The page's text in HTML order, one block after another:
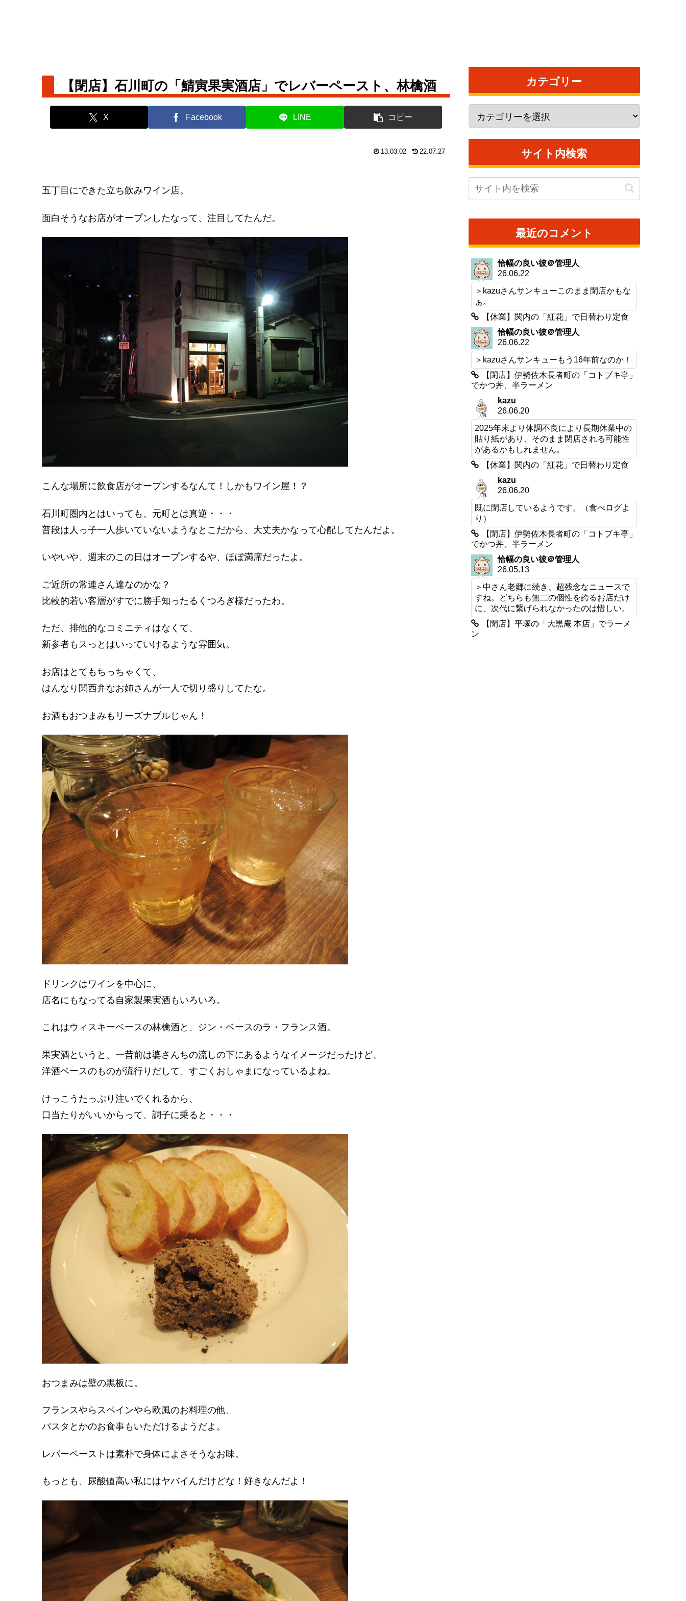
【閉店】石川町の「鯖寅果実酒店」でレバーペースト、林檎酒
X Facebook LINE コピー
13.03.02 22.07.27
五丁目にできた立ち飲みワイン店。
面白そうなお店がオープンしたなって、注目してたんだ。
こんな場所に飲食店がオープンするなんて！しかもワイン屋！？
石川町圏内とはいっても、元町とは真逆・・・
普段は人っ子一人歩いていないようなとこだから、大丈夫かなって心配してたんだよ。
いやいや、週末のこの日はオープンするや、ほぼ満席だったよ。
ご近所の常連さん達なのかな？
比較的若い客層がすでに勝手知ったるくつろぎ様だったわ。
ただ、排他的なコミニティはなくて、
新参者もスっとはいっていけるような雰囲気。
お店はとてもちっちゃくて、
はんなり関西弁なお姉さんが一人で切り盛りしてたな。
お酒もおつまみもリーズナブルじゃん！
ドリンクはワインを中心に、
店名にもなってる自家製果実酒もいろいろ。
これはウィスキーベースの林檎酒と、ジン・ベースのラ・フランス酒。
果実酒というと、一昔前は婆さんちの流しの下にあるようなイメージだったけど、
洋酒ベースのものが流行りだして、すごくおしゃまになっているよね。
けっこうたっぷり注いでくれるから、
口当たりがいいからって、調子に乗ると・・・
おつまみは壁の黒板に。
フランスやらスペインやら欧風のお料理の他、
パスタとかのお食事もいただけるようだよ。
レバーペーストは素朴で身体によさそうなお味。
もっとも、尿酸値高い私にはヤバイんだけどな！好きなんだよ！
カテゴリー
サイト内検索
最近のコメント
恰幅の良い彼＠管理人
26.06.22
＞kazuさんサンキューこのまま閉店かもな
ぁ。
【休業】関内の「紅花」で日替わり定食
恰幅の良い彼＠管理人
26.06.22
＞kazuさんサンキューもう16年前なのか！
【閉店】伊勢佐木長者町の「コトブキ亭」
でかつ丼、半ラーメン
kazu
26.06.20
2025年末より体調不良により長期休業中の
貼り紙があり、そのまま閉店される可能性
があるかもしれません。
【休業】関内の「紅花」で日替わり定食
kazu
26.06.20
既に閉店しているようです。（食べログよ
り）
【閉店】伊勢佐木長者町の「コトブキ亭」
でかつ丼、半ラーメン
恰幅の良い彼＠管理人
26.05.13
＞中さん老郷に続き、超残念なニュースで
すね。どちらも無二の個性を誇るお店だけ
に、次代に繋げられなかったのは惜しい。
【閉店】平塚の「大黒庵 本店」でラーメ
ン